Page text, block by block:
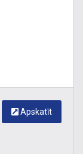
Apskatīt